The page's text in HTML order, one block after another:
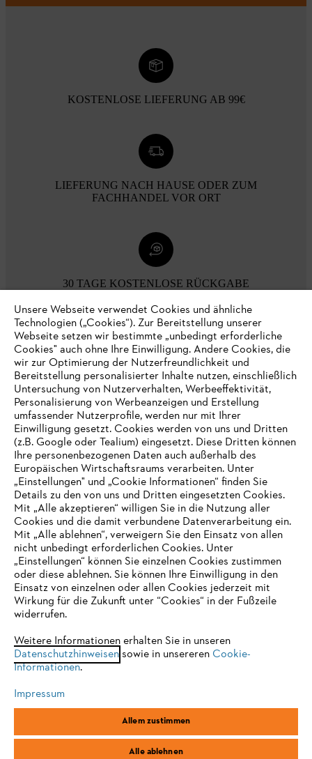
KOSTENLOSE LIEFERUNG AB 99€
LIEFERUNG NACH HAUSE ODER ZUM
FACHHANDEL VOR ORT
30 TAGE KOSTENLOSE RÜCKGABE
Zahlungsmöglichkeiten
Unternehmen
Online Shop
Service
Allgemeine Geschäftsbedingungen
Impressum Cookies Rechtliche Informationen
STIHL Vertriebszentrale AG & Co. KG, D-64807 Dieburg
IHR BROWSER WIRD NICHT
UNTERSTÜTZT
eine optimale Nutzung unserer Seite empfehlen wir Ihnen, zu
einem der folgenden Browser zu wechseln:
Firefox Chrome
Unsere Webseite verwendet Cookies und ähnliche
Technologien („Cookies“). Zur Bereitstellung unserer
Webseite setzen wir bestimmte „unbedingt erforderliche
Cookies" auch ohne Ihre Einwilligung. Andere Cookies, die
wir zur Optimierung der Nutzerfreundlichkeit und
Bereitstellung personalisierter Inhalte nutzen, einschließlich
Untersuchung von Nutzerverhalten, Werbeeffektivität,
Personalisierung von Werbeanzeigen und Erstellung
umfassender Nutzerprofile, werden nur mit Ihrer
Einwilligung gesetzt. Cookies werden von uns und Dritten
(z.B. Google oder Tealium) eingesetzt. Diese Dritten können
Ihre personenbezogenen Daten auch außerhalb des
Europäischen Wirtschaftsraums verarbeiten. Unter
„Einstellungen" und „Cookie Informationen“ finden Sie
Details zu den von uns und Dritten eingesetzten Cookies.
Mit „Alle akzeptieren“ willigen Sie in die Nutzung aller
Cookies und die damit verbundene Datenverarbeitung ein.
Mit „Alle ablehnen“, verweigern Sie den Einsatz von allen
nicht unbedingt erforderlichen Cookies. Unter
„Einstellungen“ können Sie einzelnen Cookies zustimmen
oder diese ablehnen. Sie können Ihre Einwilligung in den
Einsatz von einzelnen oder allen Cookies jederzeit mit
Wirkung für die Zukunft unter “Cookies“ in der Fußzeile
widerrufen.
Weitere Informationen erhalten Sie in unseren
Datenschutzhinweisensowie in unsereren Cookie-
Informationen.
Impressum
Allem zustimmen
Alle ablehnen